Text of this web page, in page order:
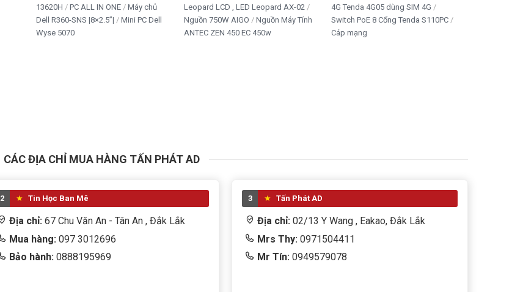
13620H
PC ALL IN ONE Máy chủ
Dell R360-SNS |8×2.5”|
Mini PC Dell
Wyse 5070
Leopard LCD , LED Leopard AX-02
Nguồn 750W AIGO
Nguồn Máy Tính
ANTEC ZEN 450 EC 450w
4G Tenda 4G05 dùng SIM 4G
Switch PoE 8 Cổng Tenda S110PC
Cáp mạng
CÁC ĐỊA CHỈ MUA HÀNG TẤN PHÁT AD
2 Tin Học Ban Mê
Địa chỉ: 67 Chu Văn An - Tân An , Đắk Lắk
Mua hàng:097 3012696
Bảo hành:0888195969
3 Tấn Phát AD
Địa chỉ:02/13 Y Wang , Eakao, Đắk Lắk
Mrs Thy: 0971504411
Mr Tín: 0949579078